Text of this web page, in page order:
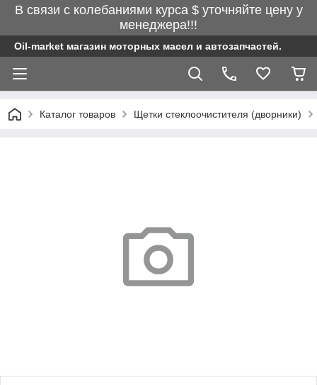
В связи с колебаниями курса $ уточняйте цену у
менеджера!!!
Oil-market магазин моторных масел и автозапчастей.
Каталог товаров Щетки стеклоочистителя (дворники)